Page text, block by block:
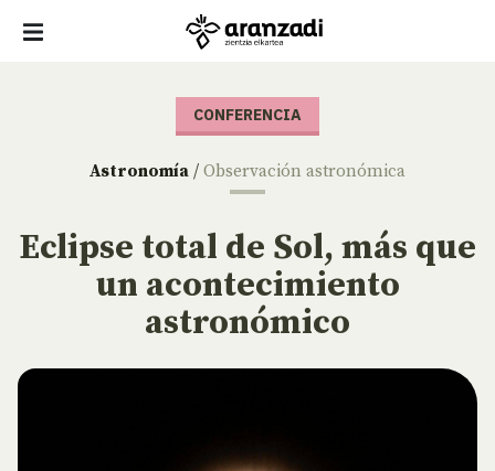
CONFERENCIA
Astronomía / Observación astronómica
Eclipse total de Sol, más que
un acontecimiento
astronómico